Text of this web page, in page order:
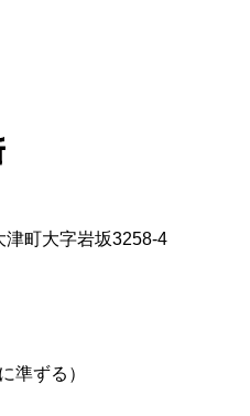
町大字岩坂3258-4
準ずる）